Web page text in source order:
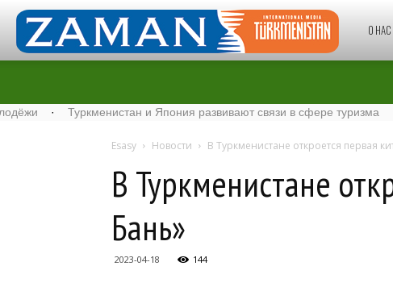
Zaman
О НАС
· Туркменистан и Япония развивают связи в сфере туризма ·
Esasy Новости В Туркменистане откроется первая
В Туркменистане
Бань»
2023-04-18 144